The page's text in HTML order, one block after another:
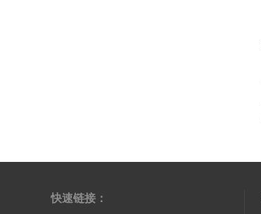
快速链接：